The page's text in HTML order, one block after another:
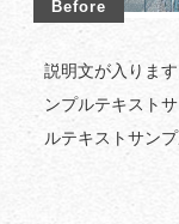
説明文が入りま
ンプルテキスト
ルテキストサン